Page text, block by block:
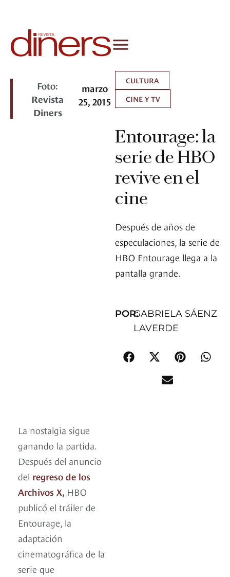
Foto:
Revista
Diners
marzo
25, 2015
CULTURA
CINE Y TV
Entourage: la
serie de HBO
revive en el
cine
Después de años de
especulaciones, la serie de
HBO Entourage llega a la
pantalla grande.
POR:GABRIELA SÁENZ
LAVERDE
La nostalgia sigue
ganando la partida.
Después del anuncio
del regreso de los
Archivos X, HBO
publicó el tráiler de
Entourage, la
adaptación
cinematográfica de la
serie que